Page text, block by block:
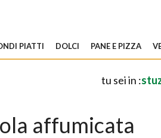
PIATTI DOLCI PANE E PIZZA
tu sei in :
affumicata